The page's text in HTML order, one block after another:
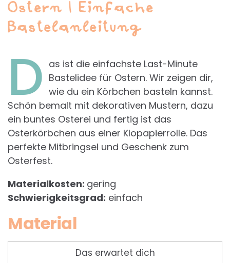
Ostern | Einfache
Bastelanleitung
D as ist die einfachste Last-Minute
Bastelidee für Ostern. Wir zeigen dir,
wie du ein Körbchen basteln kannst.
Schön bemalt mit dekorativen Mustern, dazu
ein buntes Osterei und fertig ist das
Osterkörbchen aus einer Klopapierrolle. Das
perfekte Mitbringsel und Geschenk zum
Osterfest.
Materialkosten: gering
Schwierigkeitsgrad: einfach
Material
Das erwartet dich